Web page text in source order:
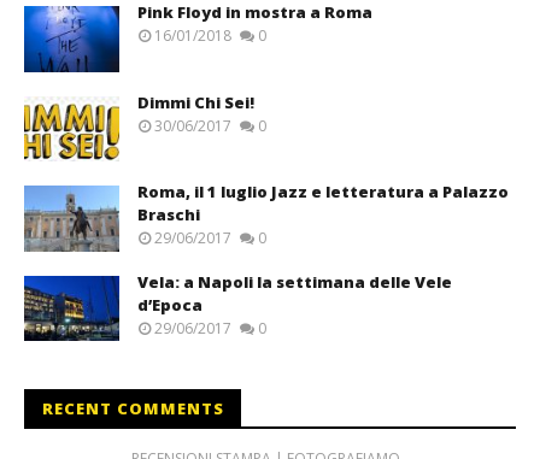
Pink Floyd in mostra a Roma
16/01/2018 0
Dimmi Chi Sei!
30/06/2017 0
Roma, il 1 luglio Jazz e letteratura a Palazzo
Braschi
29/06/2017 0
Vela: a Napoli la settimana delle Vele
d’Epoca
29/06/2017 0
RECENT COMMENTS